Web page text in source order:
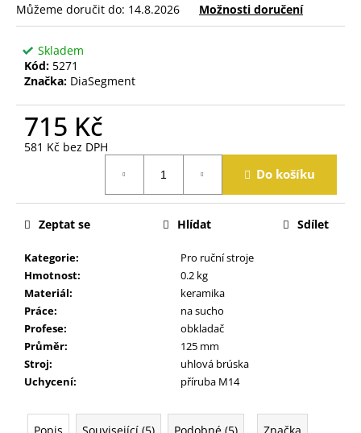
Můžeme doručit do: 14.8.2026 Možnosti doručení
Skladem
Kód: 5271
Značka: DiaSegment
715 Kč
581 Kč bez DPH
Do košíku
Kategorie:
Pro ruční stroje
Hmotnost:
0.2 kg
Materiál:
keramika
Práce:
na sucho
Profese:
obkladač
Průměr:
125 mm
Stroj:
uhlová brúska
Uchycení: příruba M14
Zeptat se Hlídat Sdílet
Popis Související (5) Podobné (5) Značka
r
u
č
u
e
m